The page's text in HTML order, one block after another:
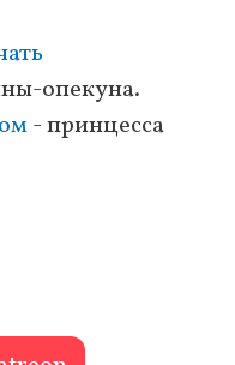
опекуна.
- принцесса